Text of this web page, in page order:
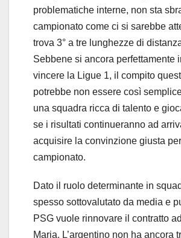
problematiche interne, non sta
campionato come ci si sarebbe
trova 3° a tre lunghezze di
Sebbene si ancora perfettamente
vincere la Ligue 1, il compito
potrebbe non essere così
una squadra ricca di talento e
se i risultati continueranno ad
acquisire la convinzione giusta
campionato.
Dato il ruolo determinante in
spesso sottovalutato da media e
PSG vuole rinnovare il contratto
Maria. L’argentino non ha ancora